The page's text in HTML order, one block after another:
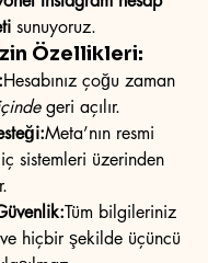
sunuyoruz.
Özellikleri:
Hesabınız çoğu zaman
geri açılır.
Meta’nın resmi
sistemleri üzerinden
Tüm bilgileriniz
hiçbir şekilde üçüncü